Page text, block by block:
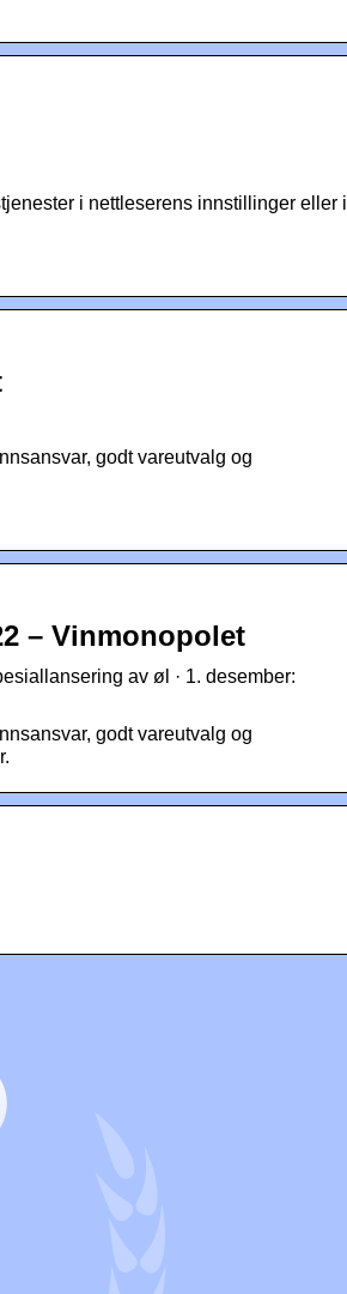
i nettleserens innstillinger eller i
godt vareutvalg og
– Vinmonopolet
av øl · 1. desember:
godt vareutvalg og